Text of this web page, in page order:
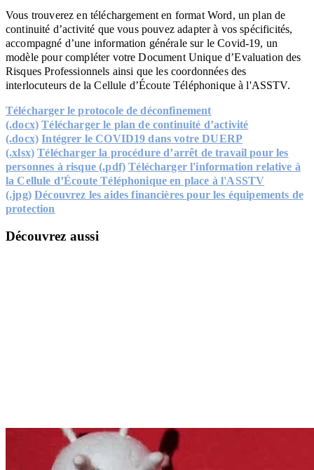
Vous trouverez en téléchargement en format Word, un plan de
continuité d’activité que vous pouvez adapter à vos spécificités,
accompagné d’une information générale sur le Covid-19, un
modèle pour compléter votre Document Unique d’Evaluation des
Risques Professionnels ainsi que les coordonnées des
interlocuteurs de la Cellule d’Écoute Téléphonique à l'ASSTV.
Télécharger le protocole de déconfinement
(.docx) Télécharger le plan de continuité d’activité
(.docx) Intégrer le COVID19 dans votre DUERP
(.xlsx) Télécharger la procédure d’arrêt de travail pour les
personnes à risque (.pdf) Télécharger l'information relative à
la Cellule d’Écoute Téléphonique en place à l'ASSTV
(.jpg) Découvrez les aides financières pour les équipements de
protection
Découvrez aussi